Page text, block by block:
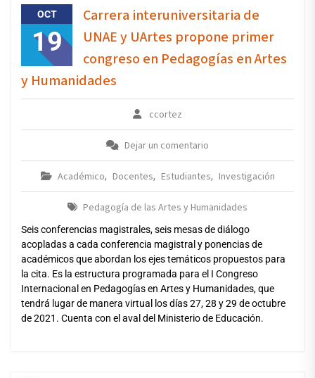
OCT
19
Carrera interuniversitaria de
UNAE y UArtes propone primer
congreso en Pedagogías en Artes
y Humanidades
ccortez
Dejar un comentario
Académico, Docentes, Estudiantes, Investigación
Pedagogía de las Artes y Humanidades
Seis conferencias magistrales, seis mesas de diálogo
acopladas a cada conferencia magistral y ponencias de
académicos que abordan los ejes temáticos propuestos para
la cita. Es la estructura programada para el I Congreso
Internacional en Pedagogías en Artes y Humanidades, que
tendrá lugar de manera virtual los días 27, 28 y 29 de octubre
de 2021. Cuenta con el aval del Ministerio de Educación.